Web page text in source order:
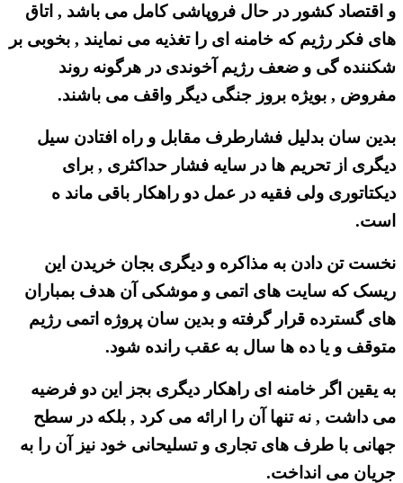
و اقتصاد کشور در حال فروپاشی کامل می باشد , اتاق
های فکر رژیم که خامنه ای را تغذیه می نمایند , بخوبی بر
شکننده گی و ضعف رژیم آخوندی در هرگونه روند
مفروض , بویژه بروز جنگی دیگر واقف می باشند.
بدین سان بدلیل فشارطرف مقابل و راه افتادن سیل
دیگری از تحریم ها در سایه فشار حداکثری , برای
دیکتاتوری ولی فقیه در عمل دو راهکار باقی ماند ه
است.
نخست تن دادن به مذاکره و دیگری بجان خریدن این
ریسک که سایت های اتمی و موشکی آن هدف بمباران
های گسترده قرار گرفته و بدین سان پروژه اتمی رژیم
متوقف و یا ده ها سال به عقب رانده شود.
به یقین اگر خامنه ای راهکار دیگری بجز این دو فرضیه
می داشت , نه تنها آن را ارائه می کرد , بلکه در سطح
جهانی با طرف های تجاری و تسلیحانی خود نیز آن را به
جریان می انداخت.